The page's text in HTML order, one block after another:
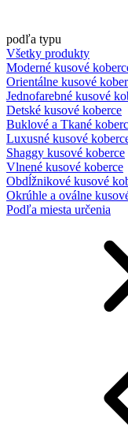
podľa typu
Všetky produkty
Moderné kusové
Orientálne kusové
Jednofarebné kusové
Detské kusové koberce
Buklové a Tkané
Luxusné kusové
Shaggy kusové koberce
Vlnené kusové koberce
Obdĺžnikové kusové
Okrúhle a oválne
Podľa miesta určenia